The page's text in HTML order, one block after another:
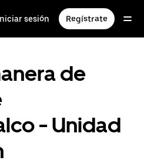
sesión Regístrate
de
- Unidad